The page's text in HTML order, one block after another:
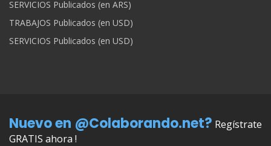
SERVICIOS Publicados (en ARS)
TRABAJOS Publicados (en USD)
SERVICIOS Publicados (en USD)
Nuevo en @Colaborando.net? Regístrate
GRATIS ahora !